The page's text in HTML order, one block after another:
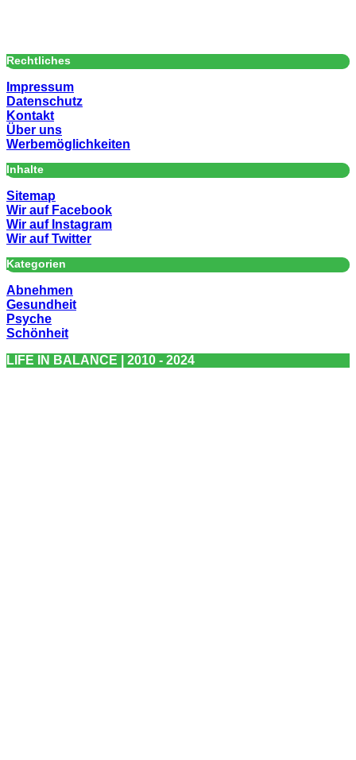
Rechtliches
Impressum
Datenschutz
Kontakt
Über uns
Werbemöglichkeiten
Inhalte
Sitemap
Wir auf Facebook
Wir auf Instagram
Wir auf Twitter
Kategorien
Abnehmen
Gesundheit
Psyche
Schönheit
LIFE IN BALANCE | 2010 - 2024